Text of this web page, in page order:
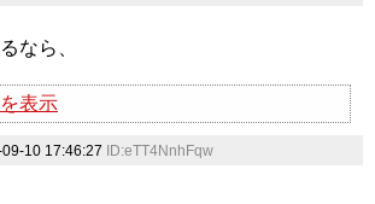
なら、
表示
09-10 17:46:27 ID:eTT4NnhFqw